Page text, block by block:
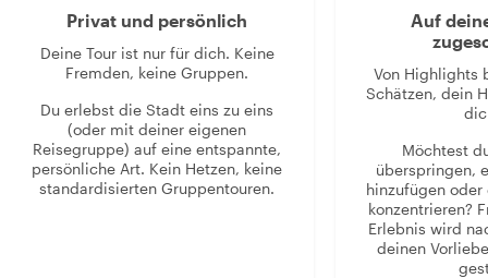
Privat und persönlich
Deine Tour ist nur für dich. Keine
Fremden, keine Gruppen.
Du erlebst die Stadt eins zu eins
(oder mit deiner eigenen
Reisegruppe) auf eine entspannte,
persönliche Art. Kein Hetzen, keine
standardisierten Gruppentouren.
Auf
Von Highlights
Schätzen, dein
Möchtest
überspringen,
hinzufügen
konzentrieren?
Erlebnis wird
deinen